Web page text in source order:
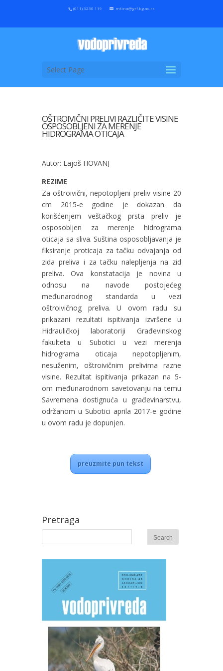
(011) 3230 119 mtina@grf.bg.ac.rs
Select Page
OŠTROIVIČNI PRELIVI RAZLIČITE VISINE
OSPOSOBLJENI ZA MERENJE
HIDROGRAMA OTICAJA
Autor: Lajoš HOVANJ
REZIME
Za oštroivični, nepotopljeni preliv visine 20
cm 2015-e godine je dokazan da
korišćenjem veštačkog prsta preliv je
osposobljen za merenje hidrograma
oticaja sa sliva. Suština osposobljavanja je
fiksiranje proticaja za tačku odvajanja od
zida preliva i za tačku nalepljenja na zid
preliva. Ova konstatacija je novina u
odnosu na navode postojećeg
međunarodnog standarda u vezi
oštroivičnog preliva. U ovom radu su
prikazani rezultati ispitivanja izvršene u
Hidrauličkoj laboratoriji Građevinskog
fakulteta u Subotici u vezi merenja
hidrograma oticaja nepotopljenim,
nesuženim, oštroivičnim prelivima razne
visine. Rezultat ispitivanja prikazan na 5-
om međunarodnom savetovanju na temu
Savremena dostignuća u građevinarstvu,
održanom u Subotici aprila 2017-e godine
u ovom radu je dopunjen.
preuzmite pun tekst
Pretraga